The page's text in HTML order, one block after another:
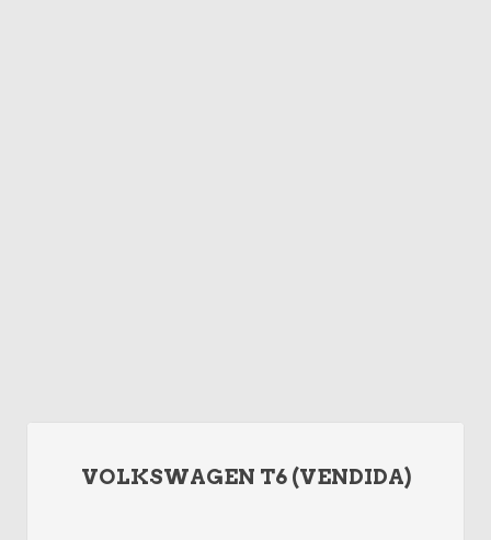
VOLKSWAGEN T6 (VENDIDA)